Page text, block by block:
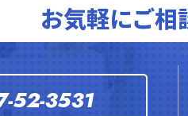
お気軽にご相
52-3531